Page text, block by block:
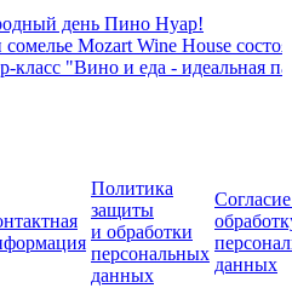
день Пино Нуар!
Mozart Wine House
класс "Вино и еда - идеальная
Политика
защиты
и обработки
персональных
данных
данных